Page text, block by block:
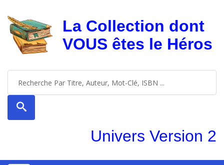
La Collection dont
VOUS êtes le Héros
Univers Version 2